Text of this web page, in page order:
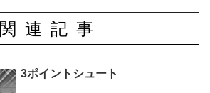
関連記事
3ポイントシュート